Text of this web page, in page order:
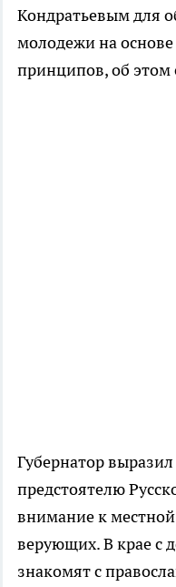
Кондратьевым для
молодежи на
принципов, об этом
Губернатор
предстоятелю
внимание к
верующих. В крае с
знакомят с